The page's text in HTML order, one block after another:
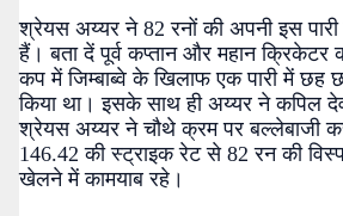
श्रेयस अय्यर ने 82 रनों की अपनी इस
हैं। बता दें पूर्व कप्तान और महान क्रिकेटर
कप में जिम्बाब्वे के खिलाफ एक पारी में छह
किया था। इसके साथ ही अय्यर ने कपिल
श्रेयस अय्यर ने चौथे क्रम पर बल्लेबाजी
146.42 की स्ट्राइक रेट से 82 रन की
खेलने में कामयाब रहे।